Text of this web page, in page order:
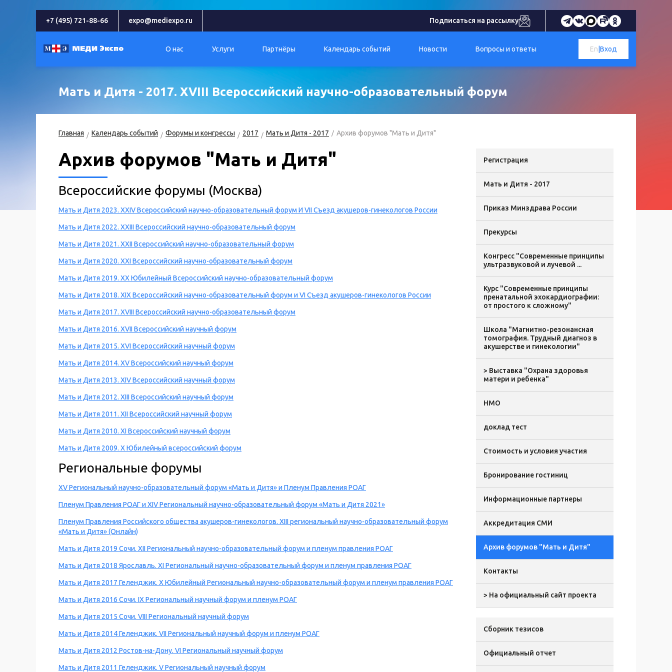
+7 (495) 721-88-66 expo@mediexpo.ru Подписаться на рассылку
О нас Услуги Партнёры Календарь событий Новости Вопросы и ответы Вход
En
Мать и Дитя - 2017. XVIII Всероссийский научно-образовательный форум
Главная Календарь событий Форумы и конгрессы 2017 Мать и Дитя - 2017 Архив форумов "Мать и Дитя"
Архив форумов "Мать и Дитя"
Всероссийские форумы (Москва)
Мать и Дитя 2023. XXIV Всероссийский научно-образовательный форум И VII Съезд акушеров-гинекологов России
Мать и Дитя 2022. XXIII Всероссийский научно-образовательный форум
Мать и Дитя 2021. XXII Всероссийский научно-образовательный форум
Мать и Дитя 2020. XXI Всероссийский научно-образовательный форум
Мать и Дитя 2019. XX Юбилейный Всероссийский научно-образовательный форум
Мать и Дитя 2018. XIX Всероссийский научно-образовательный форум и VI Cъезд акушеров-гинекологов России
Мать и Дитя 2017. XVIII Всероссийский научно-образовательный форум
Мать и Дитя 2016. XVII Всероссийский научный форум
Мать и Дитя 2015. XVI Всероссийский научный форум
Мать и Дитя 2014. XV Всероссийский научный форум
Мать и Дитя 2013. XIV Всероссийский научный форум
Мать и Дитя 2012. XIII Всероссийский научный форум
Мать и Дитя 2011. XII Всероссийский научный форум
Мать и Дитя 2010. XI Всероссийский научный форум
Мать и Дитя 2009. X Юбилейный всероссийский форум
Региональные форумы
XV Региональный научно-образовательный форум «Мать и Дитя» и Пленум Правления РОАГ
Пленум Правления РОАГ и XIV Региональный научно-образовательный форум «Мать и Дитя 2021»
Пленум Правления Российского общества акушеров-гинекологов. XIII региональный научно-образовательный форум
«Мать и Дитя» (Онлайн)
Мать и Дитя 2019 Сочи. XII Региональный научно-образовательный форум и пленум правления РОАГ
Мать и Дитя 2018 Ярославль. XI Региональный научно-образовательный форум и пленум правления РОАГ
Мать и Дитя 2017 Геленджик. X Юбилейный Региональный научно-образовательный форум и пленум правления РОАГ
Мать и Дитя 2016 Сочи. IX Региональный научный форум и пленум РОАГ
Мать и Дитя 2015 Сочи. VIII Региональный научный форум
Мать и Дитя 2014 Геленджик. VII Региональный научный форум и пленум РОАГ
Мать и Дитя 2012 Ростов-на-Дону. VI Региональный научный форум
Мать и Дитя 2011 Геленджик. V Региональный научный форум
Регистрация
Мать и Дитя - 2017
Приказ Минздрава России
Прекурсы
Конгресс "Современные принципы
ультразвуковой и лучевой ...
Курс "Современные принципы
пренатальной эхокардиографии:
от простого к сложному"
Школа "Магнитно-резонансная
томография. Трудный диагноз в
акушерстве и гинекологии"
> Выставка "Охрана здоровья
матери и ребенка"
НМО
доклад тест
Стоимость и условия участия
Бронирование гостиниц
Информационные партнеры
Аккредитация СМИ
Архив форумов "Мать и Дитя"
Контакты
> На официальный сайт проекта
Сборник тезисов
Официальный отчет